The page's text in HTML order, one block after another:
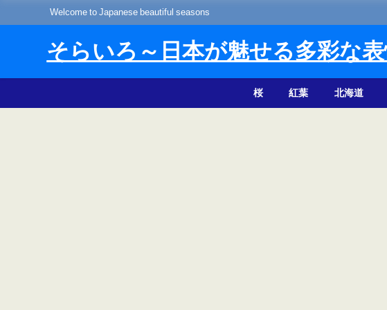
Welcome to Japanese beautiful seasons
そらいろ～日本が魅せる多彩な
桜 紅葉 北海道